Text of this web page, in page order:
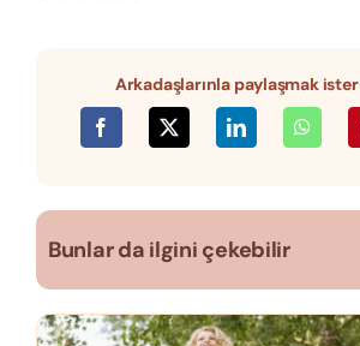
Arkadaşlarınla paylaşmak
Bunlar da ilgini çekebilir